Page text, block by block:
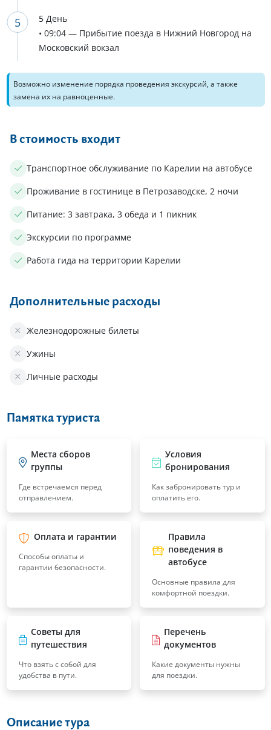
5 День
• 09:04 — Прибытие поезда в Нижний Новгород на
Московский вокзал
Возможно изменение порядка проведения экскурсий, а также
замена их на равноценные.
В стоимость входит
Транспортное обслуживание по Карелии на автобусе
Проживание в гостинице в Петрозаводске, 2 ночи
Питание: 3 завтрака, 3 обеда и 1 пикник
Экскурсии по программе
Работа гида на территории Карелии
Дополнительные расходы
Железнодорожные билеты
Ужины
Личные расходы
Памятка туриста
Места сборов
группы
Где встречаемся перед
отправлением.
Условия
бронирования
Как забронировать тур и
оплатить его.
Оплата и гарантии
Способы оплаты и
гарантии безопасности.
Правила
поведения в
автобусе
Основные правила для
комфортной поездки.
Советы для
путешествия
Что взять с собой для
удобства в пути.
Перечень
документов
Какие документы нужны
для поездки.
Описание тура